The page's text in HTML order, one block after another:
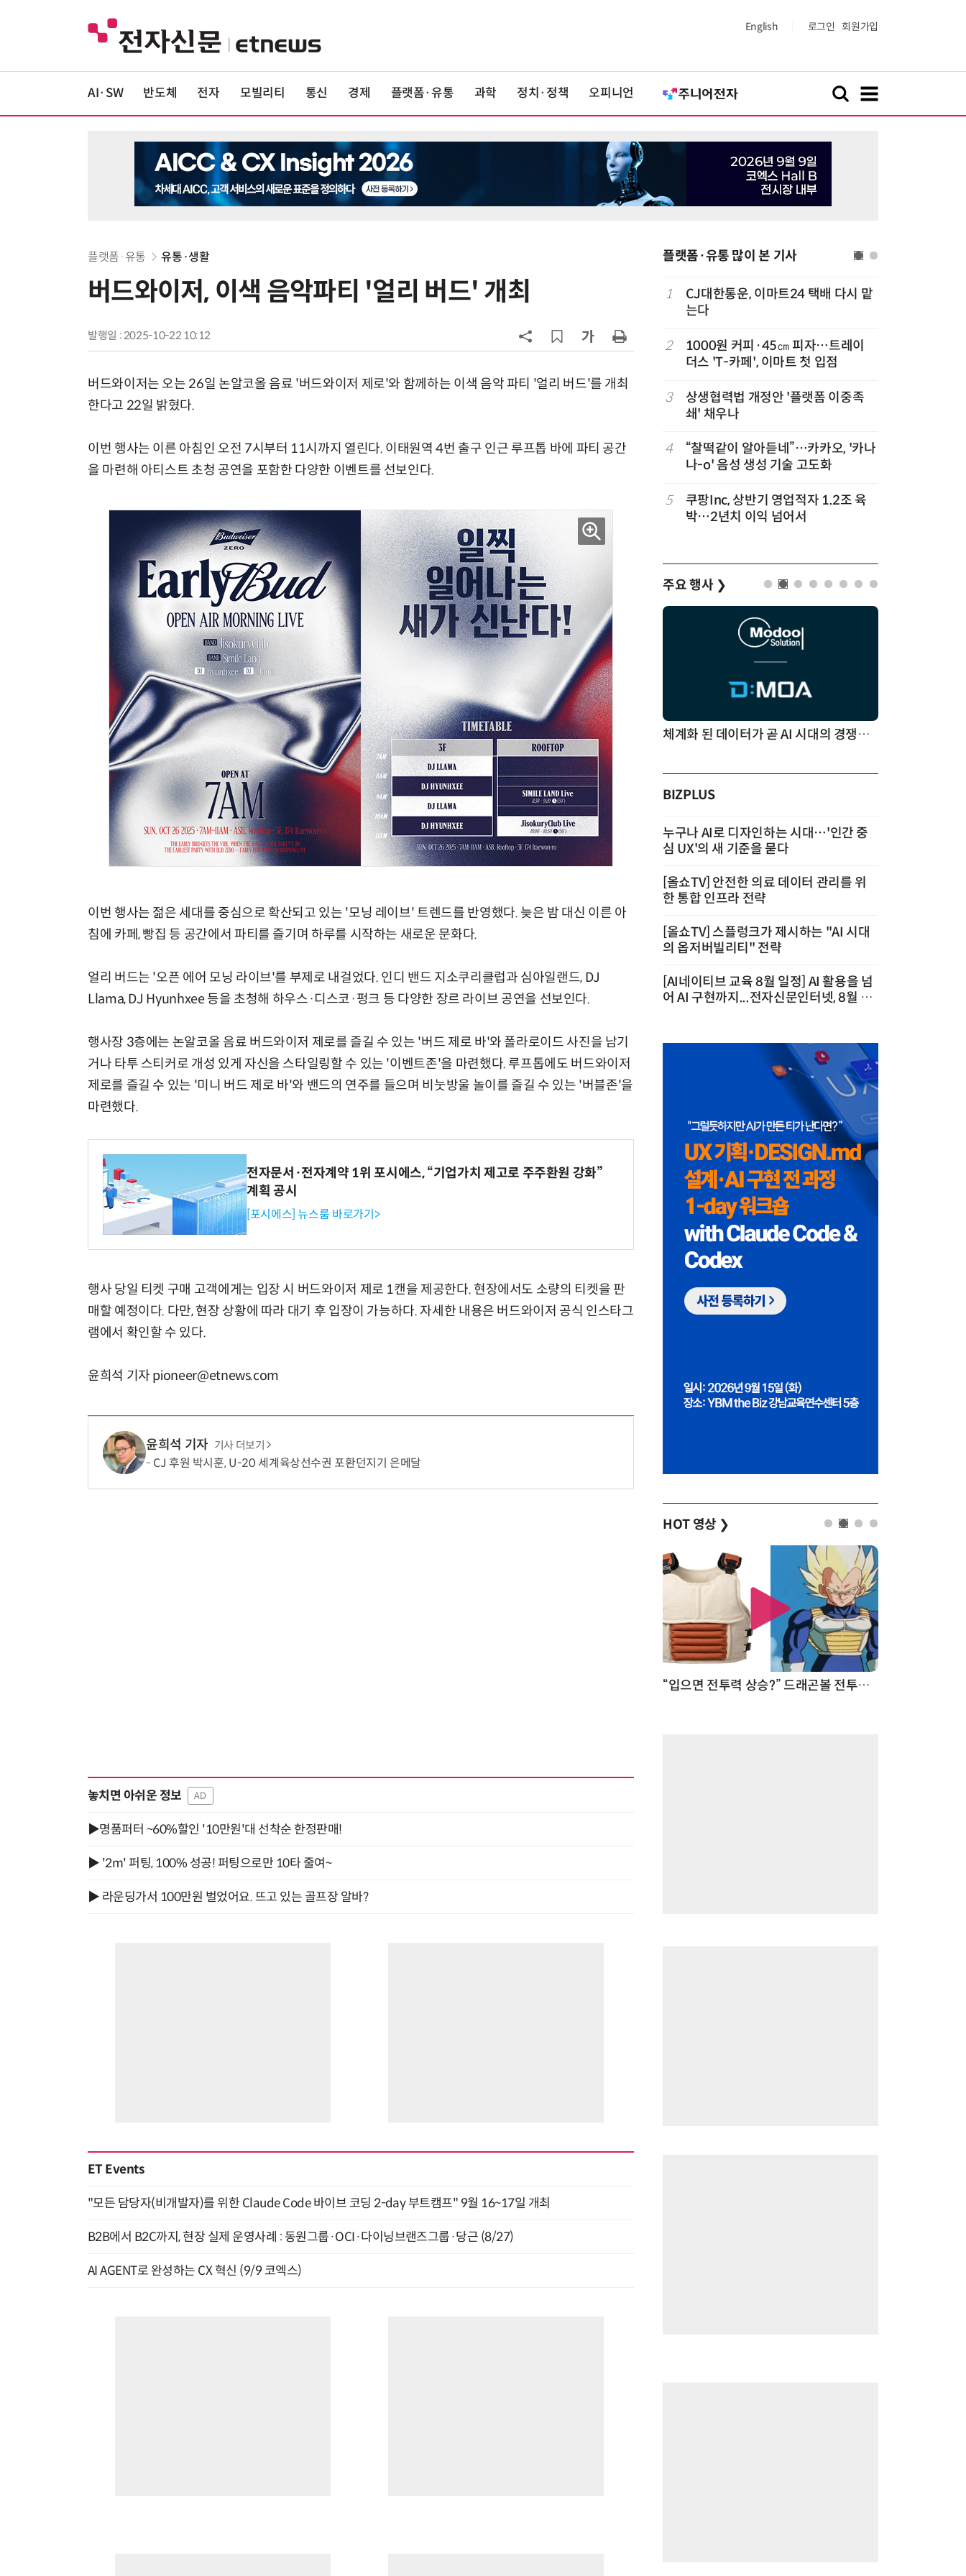
English 로그인 회원가입
AI·SW 반도체 전자 모빌리티 통신 경제 플랫폼·유통 과학 정치·정책 오피니언
플랫폼·유통 유통·생활
버드와이저, 이색 음악파티 '얼리 버드' 개최
발행일 : 2025-10-22 10:12
버드와이저는 오는 26일 논알코올 음료 '버드와이저 제로'와 함께하는 이색 음악 파티 '얼리 버드'를 개최
한다고 22일 밝혔다.
이번 행사는 이른 아침인 오전 7시부터 11시까지 열린다. 이태원역 4번 출구 인근 루프톱 바에 파티 공간
을 마련해 아티스트 초청 공연을 포함한 다양한 이벤트를 선보인다.
이번 행사는 젊은 세대를 중심으로 확산되고 있는 '모닝 레이브' 트렌드를 반영했다. 늦은 밤 대신 이른 아
침에 카페, 빵집 등 공간에서 파티를 즐기며 하루를 시작하는 새로운 문화다.
얼리 버드는 '오픈 에어 모닝 라이브'를 부제로 내걸었다. 인디 밴드 지소쿠리클럽과 심아일랜드, DJ
Llama, DJ Hyunhxee 등을 초청해 하우스·디스코·펑크 등 다양한 장르 라이브 공연을 선보인다.
행사장 3층에는 논알코올 음료 버드와이저 제로를 즐길 수 있는 '버드 제로 바'와 폴라로이드 사진을 남기
거나 타투 스티커로 개성 있게 자신을 스타일링할 수 있는 '이벤트존'을 마련했다. 루프톱에도 버드와이저
제로를 즐길 수 있는 '미니 버드 제로 바'와 밴드의 연주를 들으며 비눗방울 놀이를 즐길 수 있는 '버블존'을
마련했다.
전자문서·전자계약 1위 포시에스, “기업가치 제고로 주주환원 강화”
계획 공시
[포시에스] 뉴스룸 바로가기>
행사 당일 티켓 구매 고객에게는 입장 시 버드와이저 제로 1캔을 제공한다. 현장에서도 소량의 티켓을 판
매할 예정이다. 다만, 현장 상황에 따라 대기 후 입장이 가능하다. 자세한 내용은 버드와이저 공식 인스타그
램에서 확인할 수 있다.
윤희석 기자 pioneer@etnews.com
윤희석 기자 기사 더보기
CJ 후원 박시훈, U-20 세계육상선수권 포환던지기 은메달
놓치면 아쉬운 정보 AD
▶명품퍼터 ~60%할인 '10만원'대 선착순 한정판매!
▶ '2m' 퍼팅, 100% 성공! 퍼팅으로만 10타 줄여~
▶ 라운딩가서 100만원 벌었어요. 뜨고 있는 골프장 알바?
ET Events
"모든 담당자(비개발자)를 위한 Claude Code 바이브 코딩 2-day 부트캠프" 9월 16~17일 개최
B2B에서 B2C까지, 현장 실제 운영사례 : 동원그룹·OCI·다이닝브랜즈그룹·당근 (8/27)
AI AGENT로 완성하는 CX 혁신 (9/9 코엑스)
플랫폼·유통 많이 본 기사
6
카카오, 역대 최대 분기 실적…카톡
“쿠팡, 7월 결제액 6조1100억 '역대
9
우유 감산 협상 8월 말로 연장…산정
1
CJ대한통운, 이마트24 택배 다시 맡
는다
2
1000원 커피·45㎝ 피자…트레이
더스 'T-카페', 이마트 첫 입점
3
상생협력법 개정안 '플랫폼 이중족
쇄' 채우나
4
“찰떡같이 알아듣네”…카카오, '카나
나-o' 음성 생성 기술 고도화
5
쿠팡Inc, 상반기 영업적자 1.2조 육
박…2년치 이익 넘어서
주요 행사 ❯
AI Native Enterprise를 지원하는 AI Ready Data 플랫폼 활용 전략 체계화 된 데이터가 곧 AI 시대의 경쟁력이다
BIZPLUS
누구나 AI로 디자인하는 시대…'인간 중
심 UX'의 새 기준을 묻다
[올쇼TV] 안전한 의료 데이터 관리를 위
한 통합 인프라 전략
[올쇼TV] 스플렁크가 제시하는 "AI 시대
의 옵저버빌리티" 전략
[AI네이티브 교육 8월 일정] AI 활용을 넘
어 AI 구현까지...전자신문인터넷, 8월 실
HOT 영상 ❯
“입으면 전투력 상승?” 드래곤볼 전투복 닮은 중량조끼